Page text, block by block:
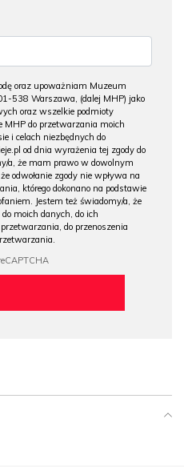
oraz upoważniam Muzeum
538 Warszawa, (dalej MHP) jako
oraz wszelkie podmioty
MHP do przetwarzania moich
i celach niezbędnych do
od dnia wyrażenia tej zgody do
a, że mam prawo w dowolnym
odwołanie zgody nie wpływa na
którego dokonano na podstawie
Jestem też świadomy/a, że
moich danych, do ich
do przenoszenia